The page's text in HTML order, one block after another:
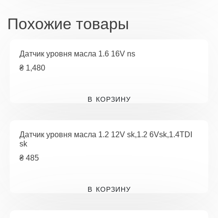
Похожие товары
Датчик уровня масла 1.6 16V ns
₴ 1,480
В КОРЗИНУ
Датчик уровня масла 1.2 12V sk,1.2 6Vsk,1.4TDI
sk
₴ 485
В КОРЗИНУ